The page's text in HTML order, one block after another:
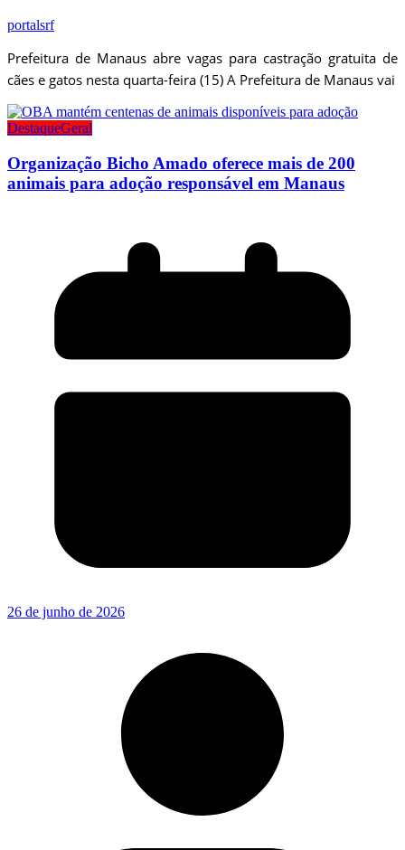
portalsrf
Prefeitura de Manaus abre vagas para castração gratuita de
cães e gatos nesta quarta-feira (15) A Prefeitura de Manaus vai
DestaqueGeral
Organização Bicho Amado oferece mais de 200
animais para adoção responsável em Manaus
26 de junho de 2026